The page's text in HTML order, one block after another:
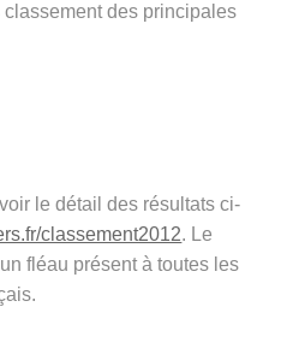
des principales
le détail des résultats ci-
classement2012. Le
fléau présent à toutes les